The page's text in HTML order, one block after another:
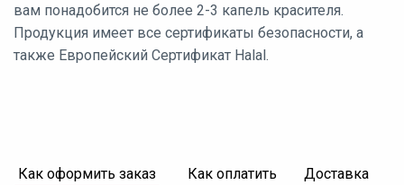
вам понадобится не более 2-3 капель красителя.
Продукция имеет все сертификаты безопасности, а
также Европейский Сертификат Halal.
Как оформить заказ Как оплатить Доставка